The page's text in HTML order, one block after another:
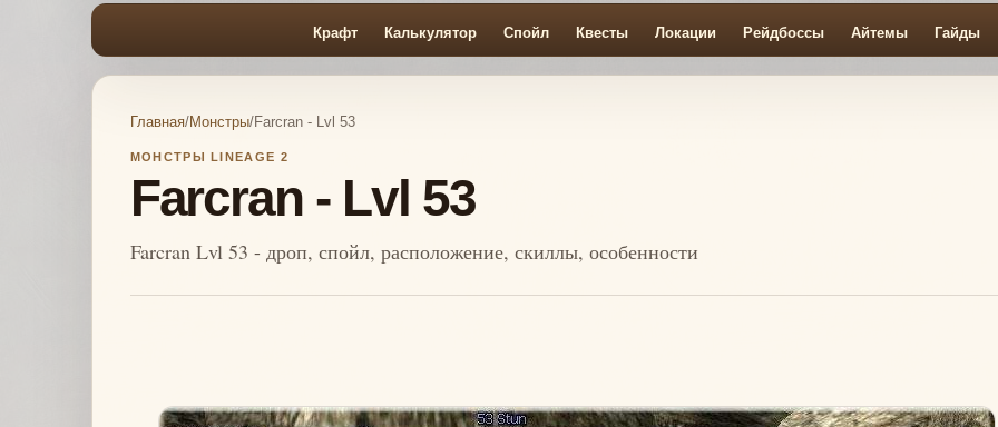
Крафт Калькулятор Спойл Квесты Локации Рейдбоссы Айтемы Гайды
Главная/Монстры/Farcran - Lvl 53
МОНСТРЫ LINEAGE 2
Farcran - Lvl 53
Farcran Lvl 53 - дроп, спойл, расположение, скиллы, особенности